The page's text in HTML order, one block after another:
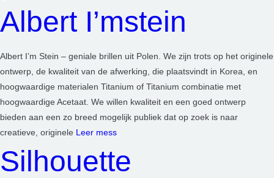
Albert I’mstein
Albert I’m Stein – geniale brillen uit Polen. We zijn trots op het originele
ontwerp, de kwaliteit van de afwerking, die plaatsvindt in Korea, en
hoogwaardige materialen Titanium of Titanium combinatie met
hoogwaardige Acetaat. We willen kwaliteit en een goed ontwerp
bieden aan een zo breed mogelijk publiek dat op zoek is naar
creatieve, originele Leer mess
Silhouette